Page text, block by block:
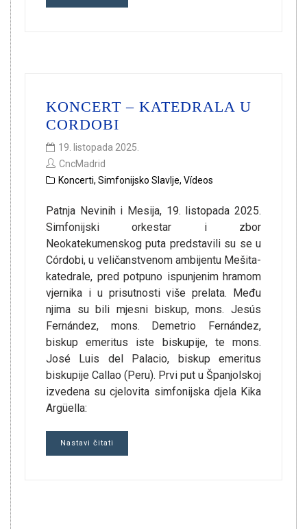
KONCERT – KATEDRALA U
CORDOBI
19. listopada 2025.
CncMadrid
Koncerti, Simfonijsko Slavlje, Vídeos
Patnja Nevinih i Mesija, 19. listopada 2025.
Simfonijski orkestar i zbor
Neokatekumenskog puta predstavili su se u
Córdobi, u veličanstvenom ambijentu Mešita-
katedrale, pred potpuno ispunjenim hramom
vjernika i u prisutnosti više prelata. Među
njima su bili mjesni biskup, mons. Jesús
Fernández, mons. Demetrio Fernández,
biskup emeritus iste biskupije, te mons.
José Luis del Palacio, biskup emeritus
biskupije Callao (Peru). Prvi put u Španjolskoj
izvedena su cjelovita simfonijska djela Kika
Argüella:
Nastavi čitati